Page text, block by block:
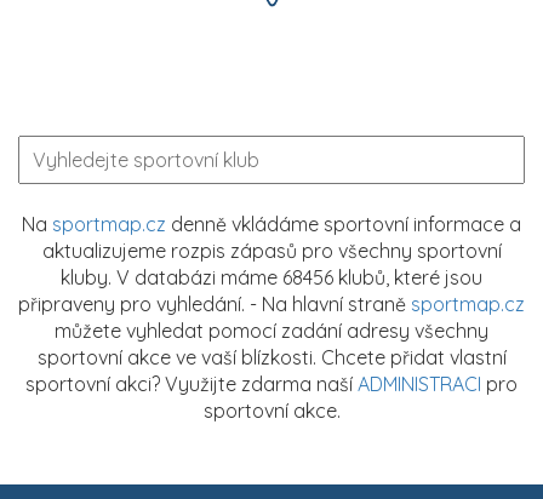
Na sportmap.cz denně vkládáme sportovní informace a
aktualizujeme rozpis zápasů pro všechny sportovní
kluby. V databázi máme 68456 klubů, které jsou
připraveny pro vyhledání. - Na hlavní straně sportmap.cz
můžete vyhledat pomocí zadání adresy všechny
sportovní akce ve vaší blízkosti. Chcete přidat vlastní
sportovní akci? Využijte zdarma naší ADMINISTRACI pro
sportovní akce.